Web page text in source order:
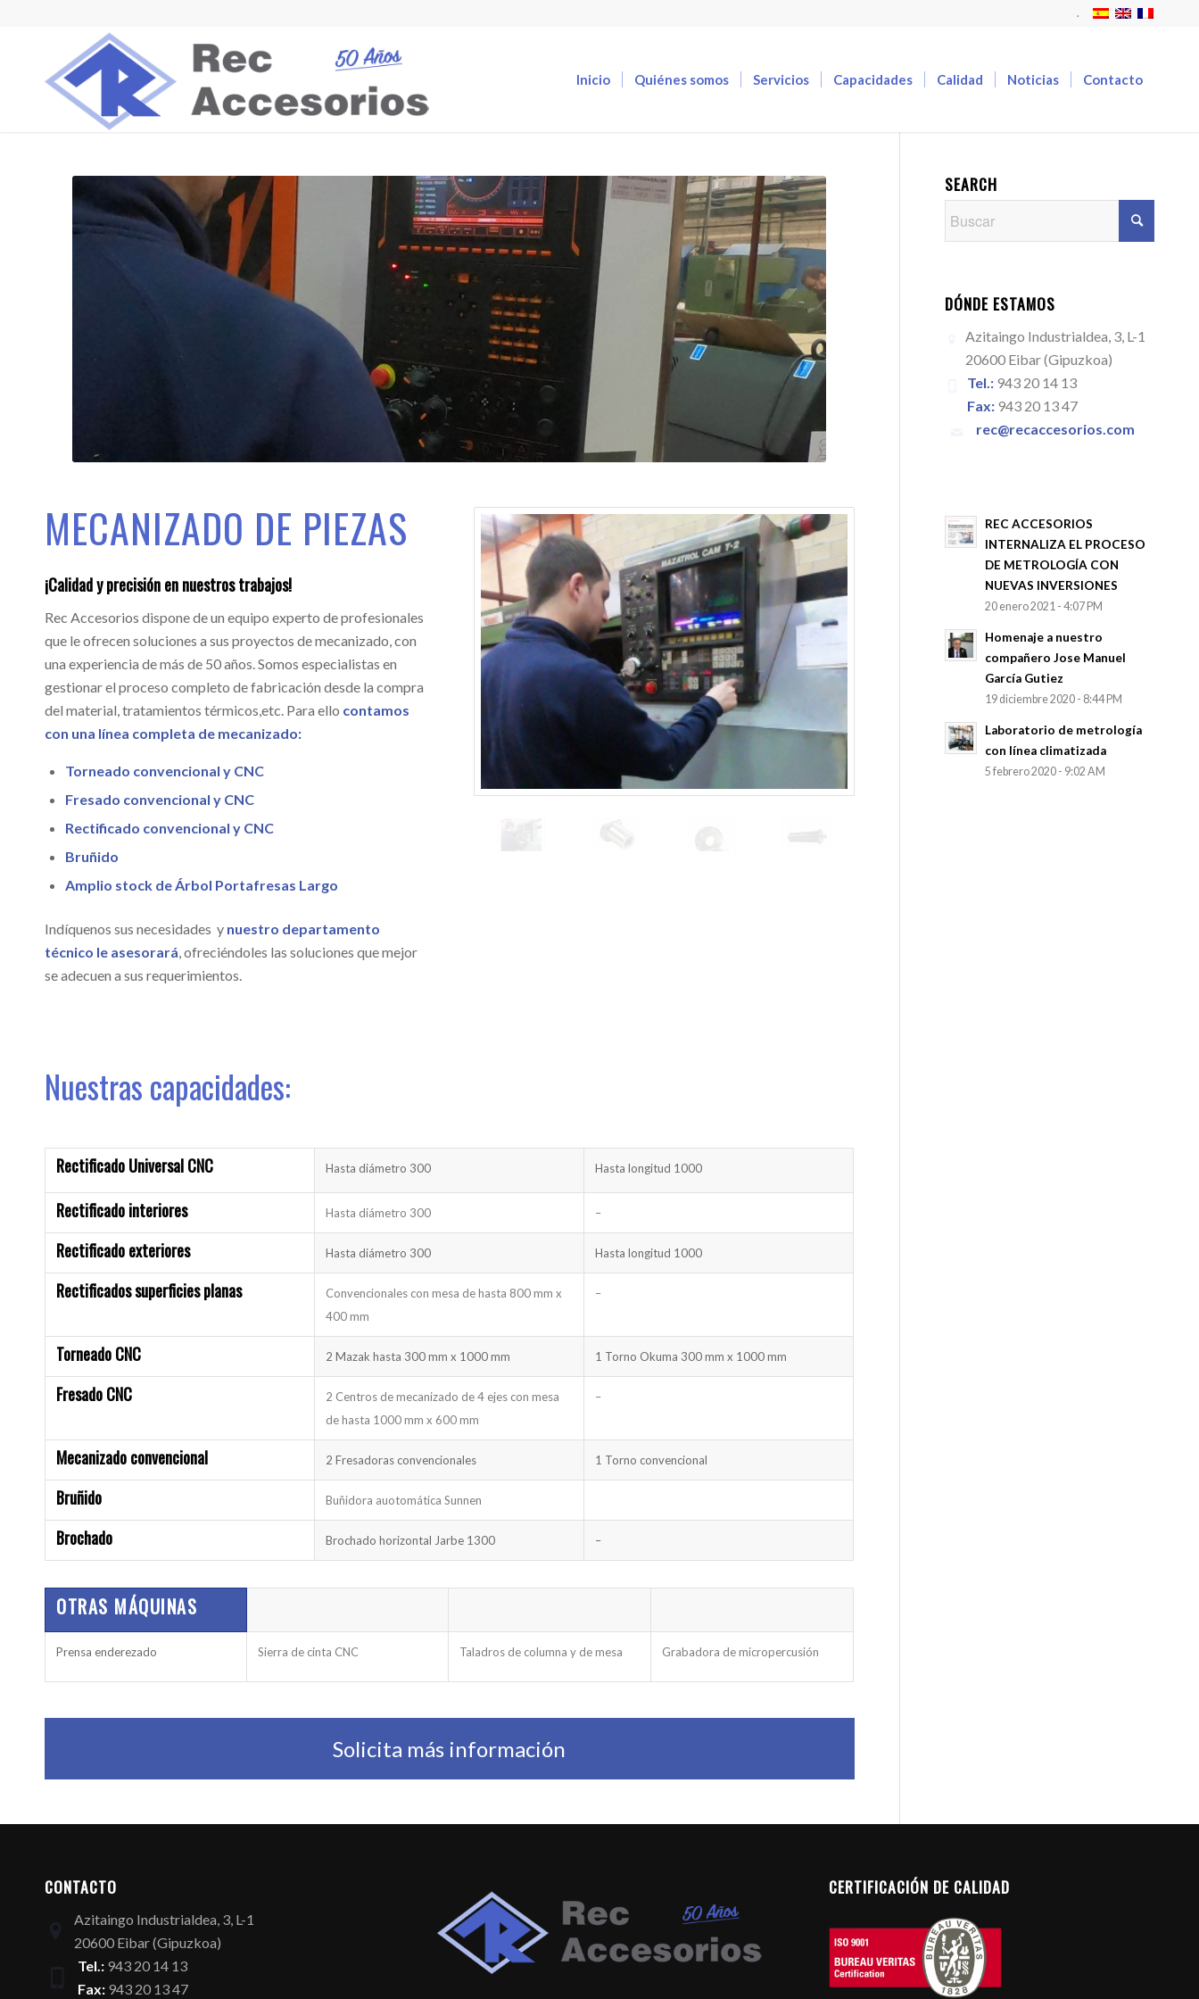
.
Inicio Quiénes somos Servicios Capacidades Calidad Noticias Contacto
MECANIZADO DE PIEZAS
¡Calidad y precisión en nuestros trabajos!
Rec Accesorios dispone de un equipo experto de profesionales
que le ofrecen soluciones a sus proyectos de mecanizado, con
una experiencia de más de 50 años. Somos especialistas en
gestionar el proceso completo de fabricación desde la compra
del material, tratamientos térmicos,etc. Para ello contamos
con una línea completa de mecanizado:
Torneado convencional y CNC
Fresado convencional y CNC
Rectificado convencional y CNC
Bruñido
Amplio stock de Árbol Portafresas Largo
Indíquenos sus necesidades y nuestro departamento
técnico le asesorará, ofreciéndoles las soluciones que mejor
se adecuen a sus requerimientos.
Nuestras capacidades:
Rectificado Universal CNC Hasta diámetro 300 Hasta longitud 1000
Rectificado interiores Hasta diámetro 300 –
Rectificado exteriores Hasta diámetro 300 Hasta longitud 1000
Rectificados superficies planas
Convencionales con mesa de hasta 800 mm x
400 mm
–
Torneado CNC 2 Mazak hasta 300 mm x 1000 mm 1 Torno Okuma 300 mm x 1000 mm
Fresado CNC
2 Centros de mecanizado de 4 ejes con mesa
de hasta 1000 mm x 600 mm
–
Mecanizado convencional 2 Fresadoras convencionales 1 Torno convencional
Bruñido Buñidora auotomática Sunnen
Brochado Brochado horizontal Jarbe 1300 –
OTRAS MÁQUINAS
Prensa enderezado Sierra de cinta CNC Taladros de columna y de mesa Grabadora de micropercusión
Solicita más información
SEARCH
DÓNDE ESTAMOS
Azitaingo Industrialdea, 3, L-1
20600 Eibar (Gipuzkoa)
Tel.:943 20 14 13
Fax:943 20 13 47
rec@recaccesorios.com
REC ACCESORIOS
INTERNALIZA EL PROCESO
DE METROLOGÍA CON
NUEVAS INVERSIONES
20 enero 2021 - 4:07 PM
Homenaje a nuestro
compañero Jose Manuel
García Gutiez
19 diciembre 2020 - 8:44 PM
Laboratorio de metrología
con línea climatizada
5 febrero 2020 - 9:02 AM
CONTACTO
Azitaingo Industrialdea, 3, L-1
20600 Eibar (Gipuzkoa)
Tel.: 943 20 14 13
Fax: 943 20 13 47
CERTIFICACIÓN DE CALIDAD